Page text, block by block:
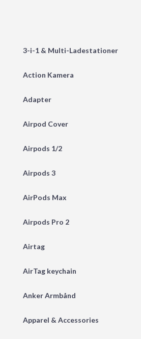
3-i-1 & Multi-Ladestationer
Action Kamera
Adapter
Airpod Cover
Airpods 1/2
Airpods 3
AirPods Max
Airpods Pro 2
Airtag
AirTag keychain
Anker Armbånd
Apparel & Accessories